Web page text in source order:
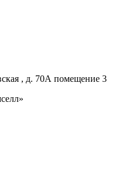
, д. 70А помещение 3